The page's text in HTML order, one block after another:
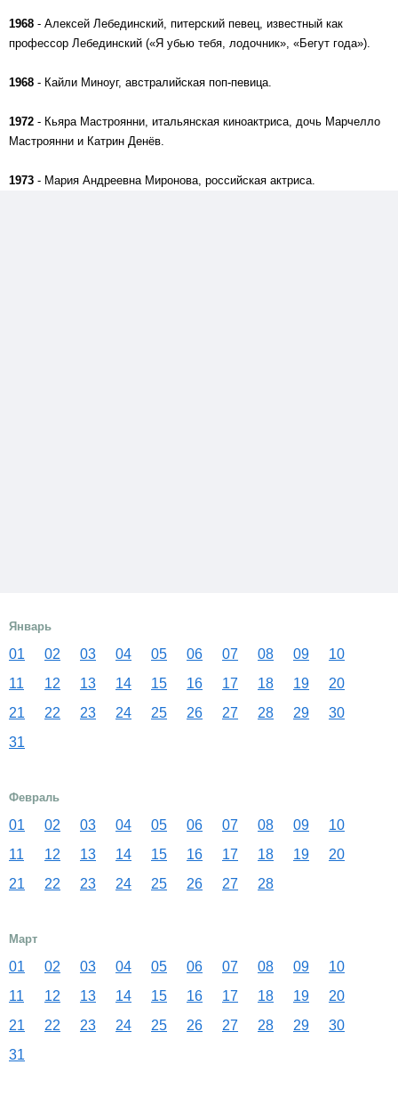
1968 - Алексей Лебединский, питерский певец, известный как
профессор Лебединский («Я убью тебя, лодочник», «Бегут года»).
1968 - Кайли Миноуг, австралийская поп-певица.
1972 - Кьяра Мастроянни, итальянская киноактриса, дочь Марчелло
Мастроянни и Катрин Денёв.
1973 - Мария Андреевна Миронова, российская актриса.
Январь
01 02 03 04 05 06 07 08 09
10
11
12 13 14 15 16 17 18 19
20
21
22 23 24 25 26 27 28 29
30
31
Февраль
01 02 03 04 05 06 07 08 09
10
11
12 13 14 15 16 17 18 19
20
21
22 23 24 25 26 27 28
Март
01 02 03 04 05 06 07 08 09
10
11
12 13 14 15 16 17 18 19
20
21
22 23 24 25 26 27 28 29
30
31